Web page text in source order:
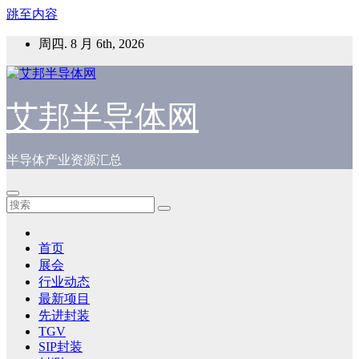
跳至内容
周四. 8 月 6th, 2026
艾邦半导体网
半导体产业资源汇总
首页
展会
行业动态
最新项目
先进封装
TGV
SIP封装